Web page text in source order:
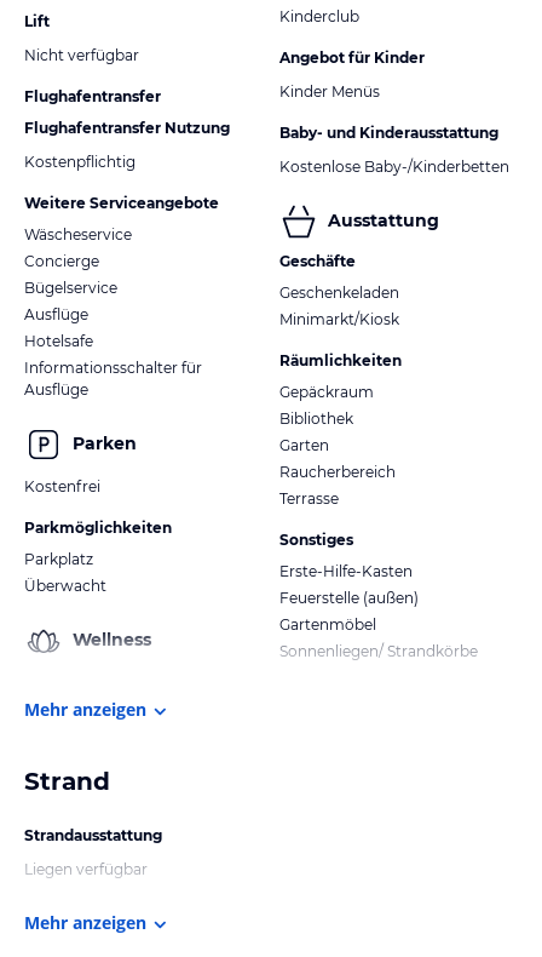
Lift
Nicht verfügbar
Flughafentransfer
Flughafentransfer Nutzung
Kostenpflichtig
Weitere Serviceangebote
Wäscheservice
Concierge
Bügelservice
Ausflüge
Hotelsafe
Informationsschalter für
Ausflüge
Parken
Kostenfrei
Parkmöglichkeiten
Parkplatz
Überwacht
Wellness
Kinderclub
Angebot für Kinder
Kinder Menüs
Baby- und Kinderausstattung
Kostenlose Baby-/Kinderbetten
Ausstattung
Geschäfte
Geschenkeladen
Minimarkt/Kiosk
Räumlichkeiten
Gepäckraum
Bibliothek
Garten
Raucherbereich
Terrasse
Sonstiges
Erste-Hilfe-Kasten
Feuerstelle (außen)
Gartenmöbel
Sonnenliegen/ Strandkörbe
Mehr anzeigen
Strand
Strandausstattung
Liegen verfügbar
Mehr anzeigen